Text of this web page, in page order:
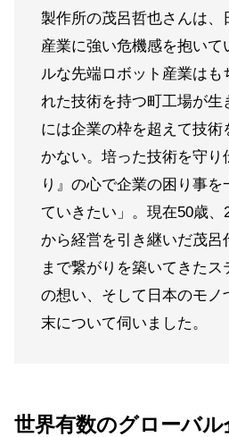
製作所の茂呂哲也さんは、
産業に強い危機感を抱いて
ルな先端ロボット産業はも
れた技術を持つ町工場が生
には企業の枠を超えて技術
かない。培った技術を守り
り』の心で企業の困り事を
ていきたい」。現在50歳、
から経営を引き継いだ茂呂
まで繋がりを築いてきた
の想い、そして日本のモノ
末について伺いました。
世界有数のグローバ